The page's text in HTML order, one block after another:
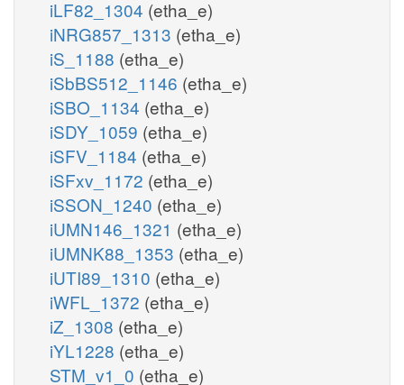
iLF82_1304 (etha_e)
iNRG857_1313 (etha_e)
iS_1188 (etha_e)
iSbBS512_1146 (etha_e)
iSBO_1134 (etha_e)
iSDY_1059 (etha_e)
iSFV_1184 (etha_e)
iSFxv_1172 (etha_e)
iSSON_1240 (etha_e)
iUMN146_1321 (etha_e)
iUMNK88_1353 (etha_e)
iUTI89_1310 (etha_e)
iWFL_1372 (etha_e)
iZ_1308 (etha_e)
iYL1228 (etha_e)
STM_v1_0 (etha_e)